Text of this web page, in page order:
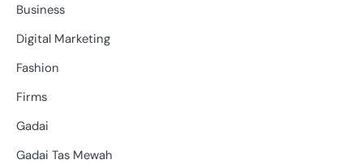
Business
Digital Marketing
Fashion
Firms
Gadai
Gadai Tas Mewah